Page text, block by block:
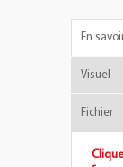
En
Visuel
Fichier